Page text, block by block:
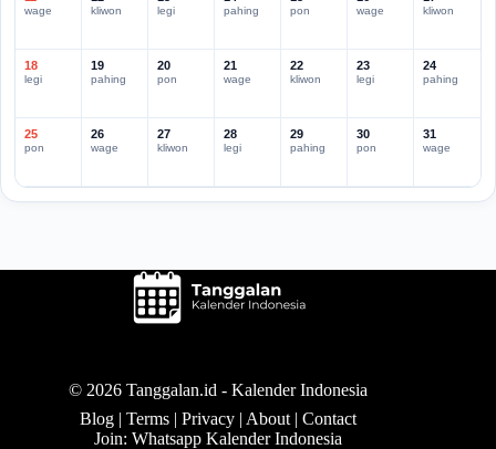
wage kliwon legi pahing pon wage kliwon
18
legi
19
pahing
20
pon
21
wage
22
kliwon
23
legi
24
pahing
25
pon
26
wage
27
kliwon
28
legi
29
pahing
30
pon
31
wage
© 2026 Tanggalan.id -Kalender Indonesia
Blog |Terms |Privacy | About |Contact
Join: Whatsapp Kalender Indonesia